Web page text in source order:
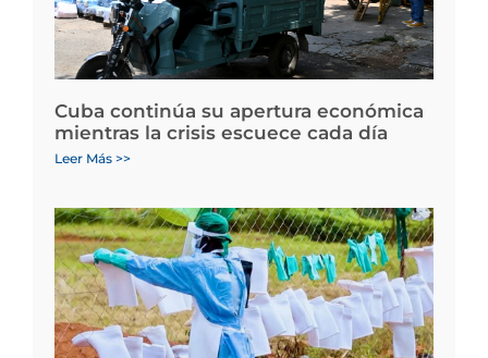
Cuba continúa su apertura económica
mientras la crisis escuece cada día
Leer Más >>